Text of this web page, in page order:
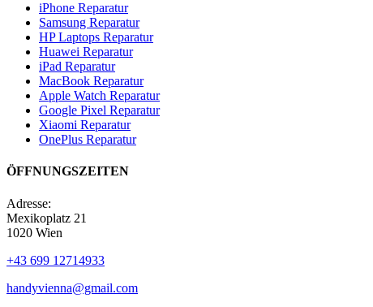
iPhone Reparatur
Samsung Reparatur
HP Laptops Reparatur
Huawei Reparatur
iPad Reparatur
MacBook Reparatur
Apple Watch Reparatur
Google Pixel Reparatur
Xiaomi Reparatur
OnePlus Reparatur
ÖFFNUNGSZEITEN
Adresse:
Mexikoplatz 21
1020 Wien
+43 699 12714933
handyvienna@gmail.com